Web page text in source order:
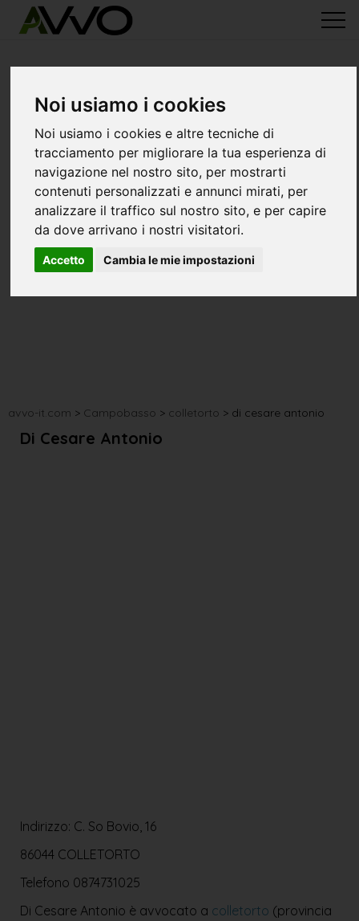
Noi usiamo i cookies
Noi usiamo i cookies e altre tecniche di
tracciamento per migliorare la tua esperienza di
navigazione nel nostro sito, per mostrarti
contenuti personalizzati e annunci mirati, per
analizzare il traffico sul nostro sito, e per capire
da dove arrivano i nostri visitatori.
Accetto Cambia le mie impostazioni
avvo-it.com > Campobasso > colletorto > di cesare antonio
Di Cesare Antonio
Indirizzo: C. So Bovio, 16
86044 COLLETORTO
Telefono 0874731025
Di Cesare Antonio è avvocato a colletorto (provincia